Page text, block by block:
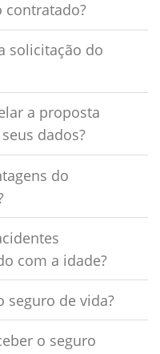
contratado?
solicitação do
a proposta
dados?
do
com a idade?
seguro de vida?
o seguro